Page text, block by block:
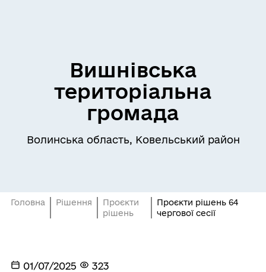
Вишнівська
територіальна
громада
Волинська область, Ковельський район
Головна Рішення
Проєкти
рішень
Проєкти рішень 64
чергової сесії
01/07/2025 323